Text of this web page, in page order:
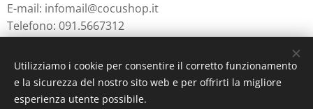
E-mail: infomail@cocushop.it
Telefono: 091.5667312
Powered byWebnode Cookies
Utilizziamo i cookie per consentire il corretto funzionamento
e la sicurezza del nostro sito web e per offrirti la migliore
esperienza utente possibile.